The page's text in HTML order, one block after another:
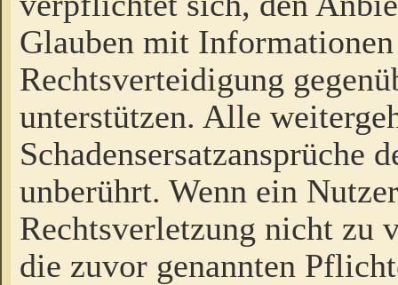
Glauben mit
Rechtsverteidigung
unterstützen. Alle
Schadensersatzansprüche
unberührt. Wenn ein
Rechtsverletzung nicht zu
die zuvor genannten